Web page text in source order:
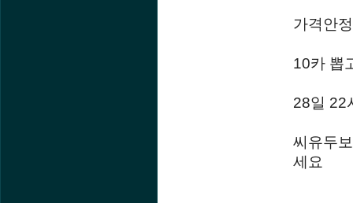
가격안
10카 뽑
28일 22
씨유두
세요